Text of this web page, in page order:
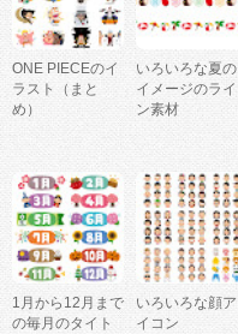
ONE PIECEのイ
ラスト（まと
め）
いろいろな夏の
イメージのライ
ン素材
1月から12月まで
の毎月のタイト
いろいろな顔ア
イコン